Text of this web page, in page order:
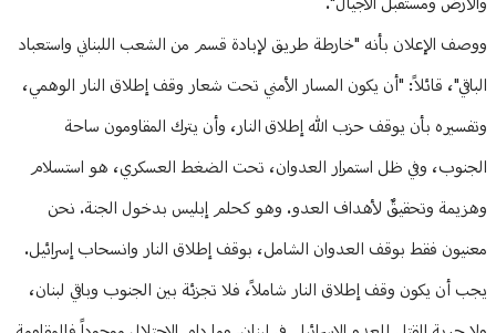
والأرض ومستقبل الأجيال".
ووصف الإعلان بأنه "خارطة طريق لإبادة قسم من الشعب اللبناني واستعباد
الباقي"، قائلاً: "أن يكون المسار الأمني تحت شعار وقف إطلاق النار الوهمي،
وتفسيره بأن يوقف حزب الله إطلاق النار، وأن يترك المقاومون ساحة
الجنوب، وفي ظل استمرار العدوان، تحت الضغط العسكري، هو استسلام
وهزيمة وتحقيقٌ لأهداف العدو. وهو كحلم إبليس بدخول الجنة. نحن
معنيون فقط بوقف العدوان الشامل، بوقف إطلاق النار وانسحاب إسرائيل.
يجب أن يكون وقف إطلاق النار شاملاً، فلا تجزئة بين الجنوب وباقي لبنان،